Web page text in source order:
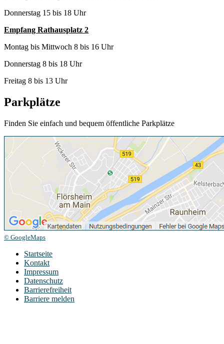
Donnerstag 15 bis 18 Uhr
Empfang Rathausplatz 2
Montag bis Mittwoch 8 bis 16 Uhr
Donnerstag 8 bis 18 Uhr
Freitag 8 bis 13 Uhr
Parkplätze
Finden Sie einfach und bequem öffentliche Parkplätze
© GoogleMaps
Startseite
Kontakt
Impressum
Datenschutz
Barrierefreiheit
Barriere melden